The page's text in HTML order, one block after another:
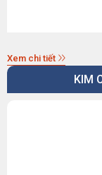
Xem chi tiết
KIM